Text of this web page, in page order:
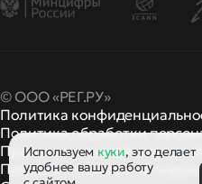
© ООО «РЕГ.РУ»
Политика
Политика обработки
Правила применения
Правила пользованияи другие
Используем куки, это делает
удобнее вашу работу